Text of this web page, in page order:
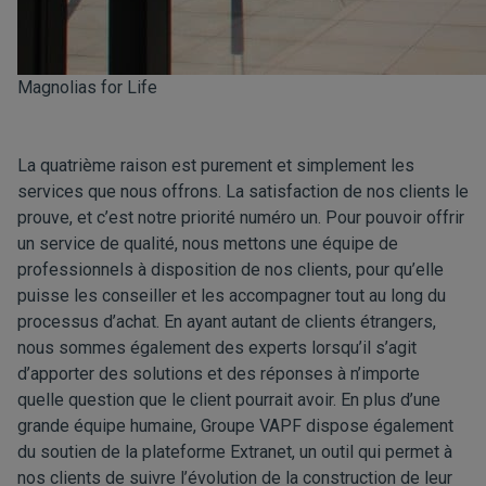
Magnolias for Life
La quatrième raison est purement et simplement les
services que nous offrons. La satisfaction de nos clients le
prouve, et c’est notre priorité numéro un. Pour pouvoir offrir
un service de qualité, nous mettons une équipe de
professionnels à disposition de nos clients, pour qu’elle
puisse les conseiller et les accompagner tout au long du
processus d’achat. En ayant autant de clients étrangers,
nous sommes également des experts lorsqu’il s’agit
d’apporter des solutions et des réponses à n’importe
quelle question que le client pourrait avoir. En plus d’une
grande équipe humaine, Groupe VAPF dispose également
du soutien de la plateforme Extranet, un outil qui permet à
nos clients de suivre l’évolution de la construction de leur